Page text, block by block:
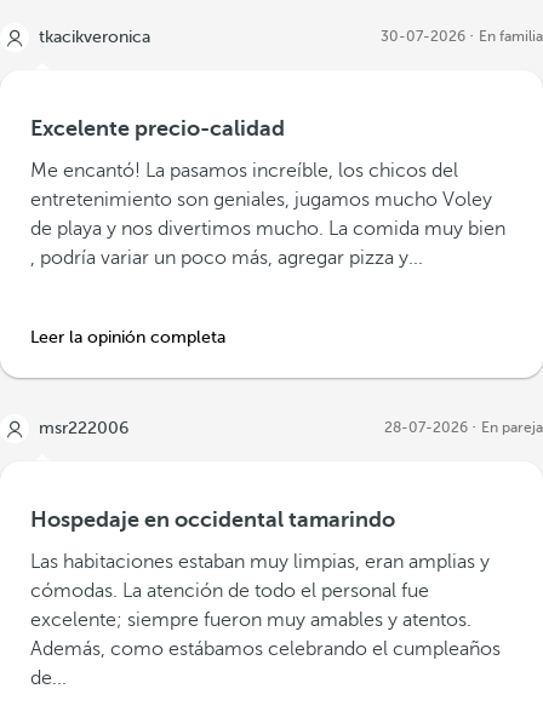
tkacikveronica 30-07-2026 En familia
Excelente precio-calidad
Me encantó! La pasamos increíble, los chicos del
entretenimiento son geniales, jugamos mucho Voley
de playa y nos divertimos mucho. La comida muy bien
, podría variar un poco más, agregar pizza y...
Leer la opinión completa
msr222006 28-07-2026 En pareja
Hospedaje en occidental tamarindo
Las habitaciones estaban muy limpias, eran amplias y
cómodas. La atención de todo el personal fue
excelente; siempre fueron muy amables y atentos.
Además, como estábamos celebrando el cumpleaños
de...